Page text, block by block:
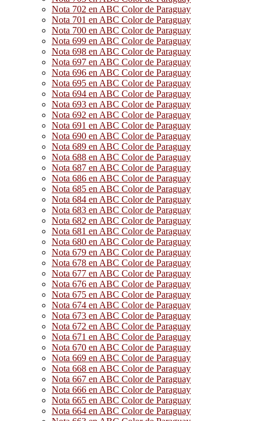
Nota 702 en ABC Color de Paraguay
Nota 701 en ABC Color de Paraguay
Nota 700 en ABC Color de Paraguay
Nota 699 en ABC Color de Paraguay
Nota 698 en ABC Color de Paraguay
Nota 697 en ABC Color de Paraguay
Nota 696 en ABC Color de Paraguay
Nota 695 en ABC Color de Paraguay
Nota 694 en ABC Color de Paraguay
Nota 693 en ABC Color de Paraguay
Nota 692 en ABC Color de Paraguay
Nota 691 en ABC Color de Paraguay
Nota 690 en ABC Color de Paraguay
Nota 689 en ABC Color de Paraguay
Nota 688 en ABC Color de Paraguay
Nota 687 en ABC Color de Paraguay
Nota 686 en ABC Color de Paraguay
Nota 685 en ABC Color de Paraguay
Nota 684 en ABC Color de Paraguay
Nota 683 en ABC Color de Paraguay
Nota 682 en ABC Color de Paraguay
Nota 681 en ABC Color de Paraguay
Nota 680 en ABC Color de Paraguay
Nota 679 en ABC Color de Paraguay
Nota 678 en ABC Color de Paraguay
Nota 677 en ABC Color de Paraguay
Nota 676 en ABC Color de Paraguay
Nota 675 en ABC Color de Paraguay
Nota 674 en ABC Color de Paraguay
Nota 673 en ABC Color de Paraguay
Nota 672 en ABC Color de Paraguay
Nota 671 en ABC Color de Paraguay
Nota 670 en ABC Color de Paraguay
Nota 669 en ABC Color de Paraguay
Nota 668 en ABC Color de Paraguay
Nota 667 en ABC Color de Paraguay
Nota 666 en ABC Color de Paraguay
Nota 665 en ABC Color de Paraguay
Nota 664 en ABC Color de Paraguay